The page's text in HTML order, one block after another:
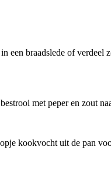
braadslede of verdeel
met peper en zout
kookvocht uit de pan